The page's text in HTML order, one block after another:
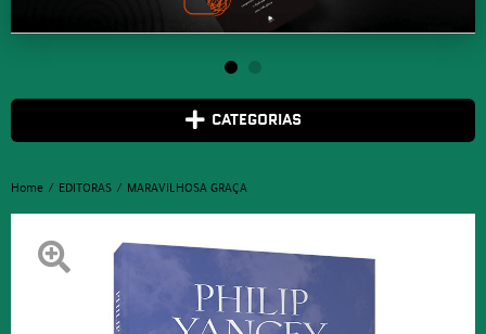
CATEGORIAS
Home EDITORAS MARAVILHOSA GRAÇA